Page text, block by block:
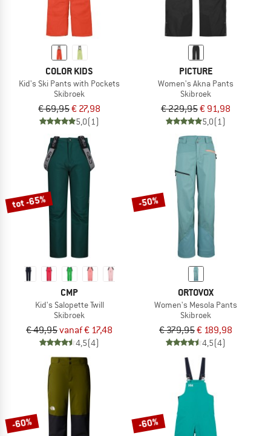
COLOR KIDS
Kid's Ski Pants with Pockets
Skibroek
€ 69,95€ 27,98
5,0(1)
PICTURE
Women's Akna Pants
Skibroek
€ 229,95€ 91,98
5,0(1)
tot -65%
CMP
Kid's Salopette Twill
Skibroek
€ 49,95vanaf € 17,48
4,5(4)
-50%
ORTOVOX
Women's Mesola Pants
Skibroek
€ 379,95€ 189,98
4,5(4)
-60% -60%